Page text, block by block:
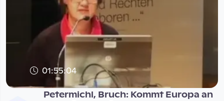
01:55:04
Petermichl, Bruch: Kommt Europa an